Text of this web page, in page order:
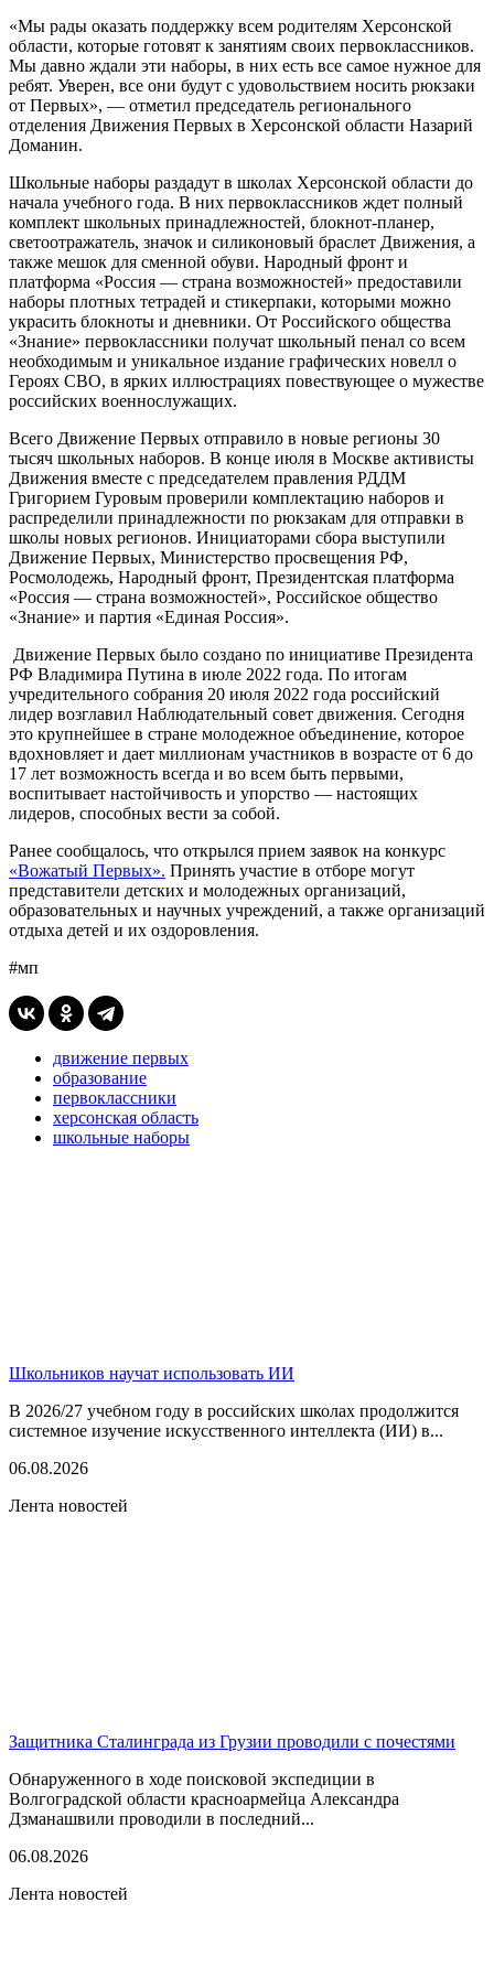
«Мы рады оказать поддержку всем родителям Херсонской
области, которые готовят к занятиям своих первоклассников.
Мы давно ждали эти наборы, в них есть все самое нужное для
ребят. Уверен, все они будут с удовольствием носить рюкзаки
от Первых», — отметил председатель регионального
отделения Движения Первых в Херсонской области Назарий
Доманин.
Школьные наборы раздадут в школах Херсонской области до
начала учебного года. В них первоклассников ждет полный
комплект школьных принадлежностей, блокнот-планер,
светоотражатель, значок и силиконовый браслет Движения, а
также мешок для сменной обуви. Народный фронт и
платформа «Россия — страна возможностей» предоставили
наборы плотных тетрадей и стикерпаки, которыми можно
украсить блокноты и дневники. От Российского общества
«Знание» первоклассники получат школьный пенал со всем
необходимым и уникальное издание графических новелл о
Героях СВО, в ярких иллюстрациях повествующее о мужестве
российских военнослужащих.
Всего Движение Первых отправило в новые регионы 30
тысяч школьных наборов. В конце июля в Москве активисты
Движения вместе с председателем правления РДДМ
Григорием Гуровым проверили комплектацию наборов и
распределили принадлежности по рюкзакам для отправки в
школы новых регионов. Инициаторами сбора выступили
Движение Первых, Министерство просвещения РФ,
Росмолодежь, Народный фронт, Президентская платформа
«Россия — страна возможностей», Российское общество
«Знание» и партия «Единая Россия».
Движение Первых было создано по инициативе Президента
РФ Владимира Путина в июле 2022 года. По итогам
учредительного собрания 20 июля 2022 года российский
лидер возглавил Наблюдательный совет движения. Сегодня
это крупнейшее в стране молодежное объединение, которое
вдохновляет и дает миллионам участников в возрасте от 6 до
17 лет возможность всегда и во всем быть первыми,
воспитывает настойчивость и упорство — настоящих
лидеров, способных вести за собой.
Ранее сообщалось, что открылся прием заявок на конкурс
«Вожатый Первых». Принять участие в отборе могут
представители детских и молодежных организаций,
образовательных и научных учреждений, а также организаций
отдыха детей и их оздоровления.
#мп
движение первых
образование
первоклассники
херсонская область
школьные наборы
Школьников научат использовать ИИ
В 2026/27 учебном году в российских школах продолжится
системное изучение искусственного интеллекта (ИИ) в...
06.08.2026
Лента новостей
Защитника Сталинграда из Грузии проводили с почестями
Обнаруженного в ходе поисковой экспедиции в
Волгоградской области красноармейца Александра
Дзманашвили проводили в последний...
06.08.2026
Лента новостей